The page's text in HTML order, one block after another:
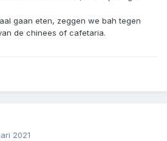
gaan eten, zeggen we bah tegen
de chinees of cafetaria.
2021